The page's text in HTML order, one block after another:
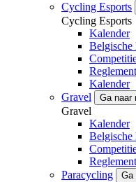
Cycling Esports
Cycling Esports
Kalender
Belgische
Reglement
Kalender
Gravel
Ga naar
Gravel
Kalender
Belgische
Reglement
Paracycling
Ga